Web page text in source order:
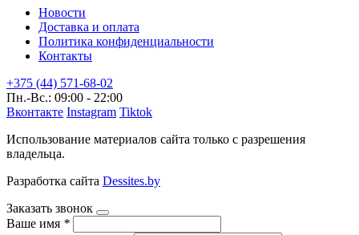
Новости
Доставка и оплата
Политика конфиденциальности
Контакты
+375 (44) 571-68-02
Пн.-Вс.: 09:00 - 22:00
Вконтакте Instagram Tiktok
Использование материалов сайта только с разрешения
владельца.
Разработка сайта Dessites.by
Заказать звонок
Ваше имя *